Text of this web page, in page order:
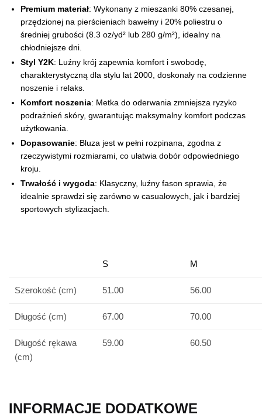
Premium materiał: Wykonany z mieszanki 80% czesanej,
przędzionej na pierścieniach bawełny i 20% poliestru o
średniej grubości (8.3 oz/yd² lub 280 g/m²), idealny na
chłodniejsze dni.
Styl Y2K: Luźny krój zapewnia komfort i swobodę,
charakterystyczną dla stylu lat 2000, doskonały na codzienne
noszenie i relaks.
Komfort noszenia: Metka do oderwania zmniejsza ryzyko
podrażnień skóry, gwarantując maksymalny komfort podczas
użytkowania.
Dopasowanie: Bluza jest w pełni rozpinana, zgodna z
rzeczywistymi rozmiarami, co ułatwia dobór odpowiedniego
kroju.
Trwałość i wygoda: Klasyczny, luźny fason sprawia, że
idealnie sprawdzi się zarówno w casualowych, jak i bardziej
sportowych stylizacjach.
S M
Szerokość (cm) 51.00 56.00
Długość (cm) 67.00 70.00
Długość rękawa
(cm)
59.00 60.50
INFORMACJE DODATKOWE